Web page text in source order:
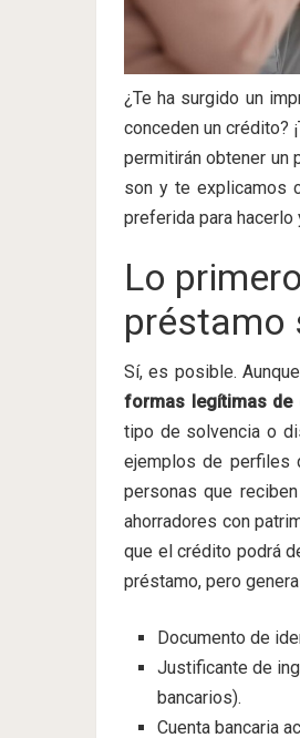
¿Te ha surgido un
conceden un crédito?
permitirán obtener un
son y te explicamos
preferida para
Lo
préstamo
Sí, es posible.
formas legítimas de
tipo de solvencia o
ejemplos de perfiles
personas que
ahorradores con
que el crédito podrá
préstamo, pero
Documento de
Justificante de
bancarios).
Cuenta bancaria